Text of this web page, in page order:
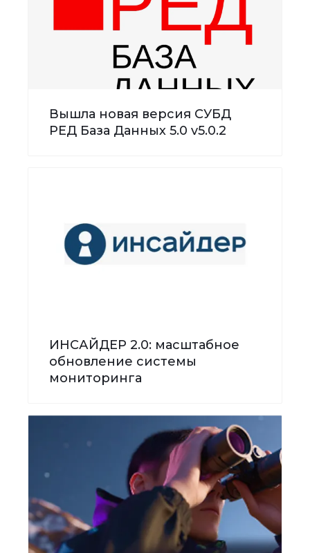
Вышла новая версия СУБД
РЕД База Данных 5.0 v5.0.2
ИНСАЙДЕР 2.0: масштабное
обновление системы
мониторинга